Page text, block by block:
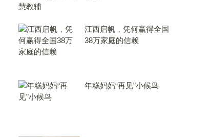
江西启帆，凭何赢得全国
38万家庭的信赖
年糕妈妈“再见”小候鸟